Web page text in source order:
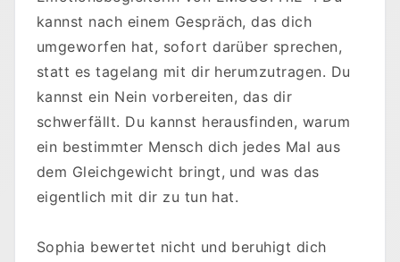
kannst nach einem Gespräch, das dich
umgeworfen hat, sofort darüber sprechen,
statt es tagelang mit dir herumzutragen. Du
kannst ein Nein vorbereiten, das dir
schwerfällt. Du kannst herausfinden, warum
ein bestimmter Mensch dich jedes Mal aus
dem Gleichgewicht bringt, und was das
eigentlich mit dir zu tun hat.
Sophia bewertet nicht und beruhigt dich